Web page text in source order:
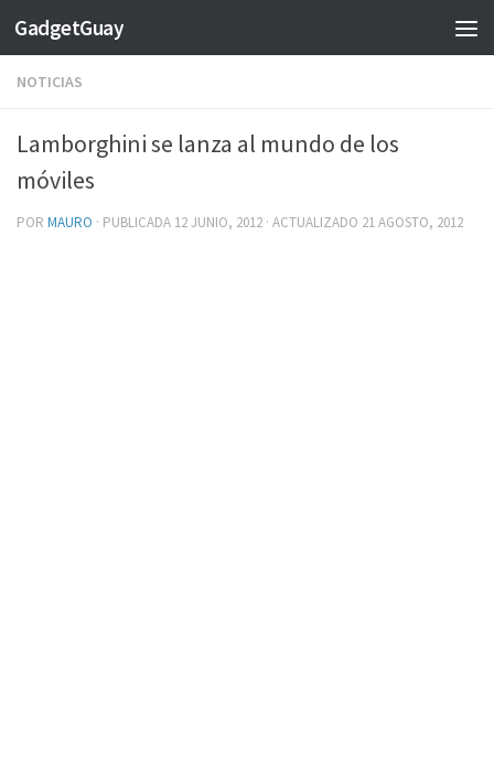
Saltar al contenido
GadgetGuay
NOTICIAS
Lamborghini se lanza al mundo de los
móviles
POR MAURO · PUBLICADA 12 JUNIO, 2012 · ACTUALIZADO 21 AGOSTO, 2012